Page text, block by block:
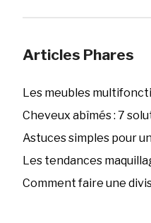
Articles Phares
Les meubles
Cheveux abîmés : 7
Astuces simples pour
Les tendances
Comment faire une